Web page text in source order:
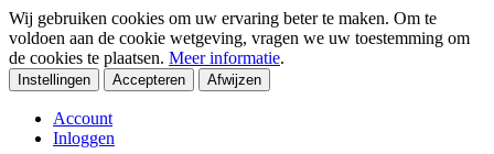
Wij gebruiken cookies om uw ervaring beter te maken. Om te
voldoen aan de cookie wetgeving, vragen we uw toestemming om
de cookies te plaatsen. Meer informatie.
Instellingen Accepteren Afwijzen
Account
Inloggen